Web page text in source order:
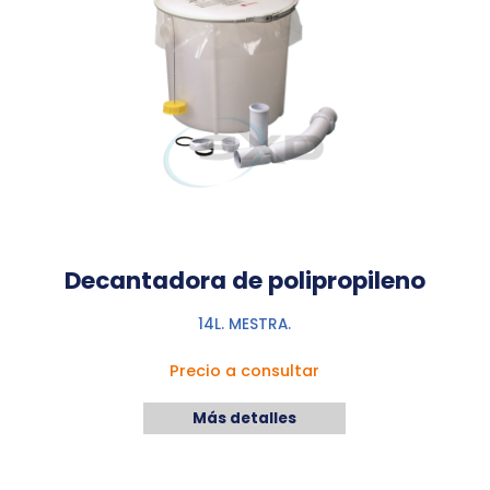
Decantadora de polipropileno
14L. MESTRA.
Precio a consultar
Más detalles